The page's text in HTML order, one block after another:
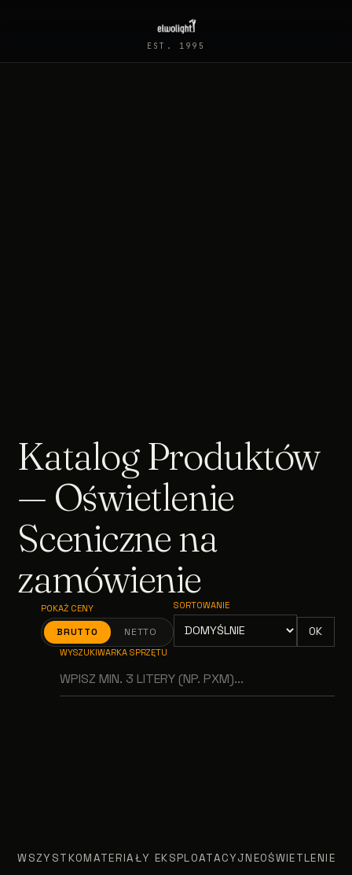
EST. 1995
Katalog Produktów
— Oświetlenie
Sceniczne na
zamówienie
POKAŻ CENY
BRUTTO NETTO
SORTOWANIE
OK
WYSZUKIWARKA SPRZĘTU
WSZYSTKOMATERIAŁY EKSPLOATACYJNEOŚWIETLENIE